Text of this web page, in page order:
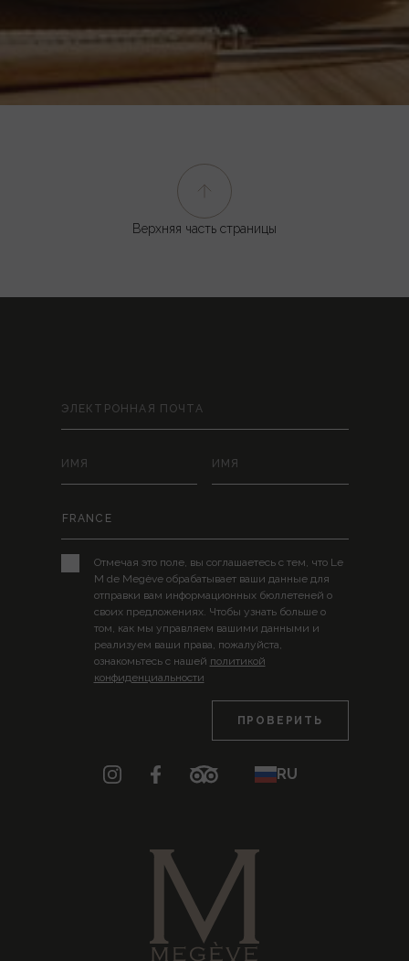
Верхняя часть страницы
Отмечая это поле, вы соглашаетесь с тем, что Le
M de Megève обрабатывает ваши данные для
отправки вам информационных бюллетеней о
своих предложениях. Чтобы узнать больше о
том, как мы управляем вашими данными и
реализуем ваши права, пожалуйста,
ознакомьтесь с нашей политикой
конфиденциальности
RU